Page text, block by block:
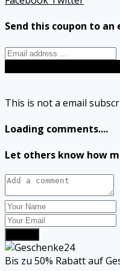
Send this coupon to an
This is not a email
Loading comments....
Let others know how
Bis zu 50% Rabatt auf